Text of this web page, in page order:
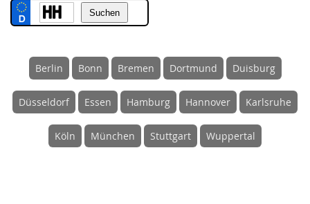
Berlin Bonn Bremen Dortmund Duisburg
Düsseldorf Essen Hamburg Hannover Karlsruhe
Köln München Stuttgart Wuppertal